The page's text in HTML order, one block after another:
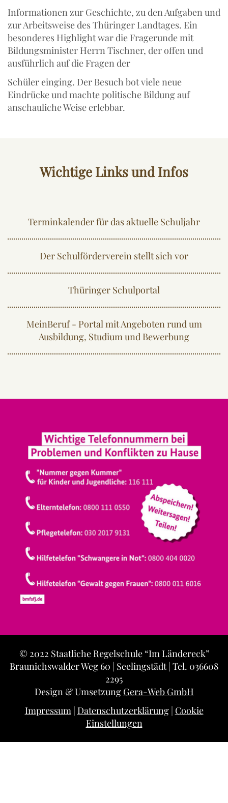
Informationen zur Geschichte, zu den Aufgaben und
zur Arbeitsweise des Thüringer Landtages. Ein
besonderes Highlight war die Fragerunde mit
Bildungsminister Herrn Tischner, der offen und
ausführlich auf die Fragen der
Schüler einging. Der Besuch bot viele neue
Eindrücke und machte politische Bildung auf
anschauliche Weise erlebbar.
Wichtige Links und Infos
Terminkalender für das aktuelle Schuljahr
Der Schulförderverein stellt sich vor
Thüringer Schulportal
MeinBeruf - Portal mit Angeboten rund um
Ausbildung, Studium und Bewerbung
© 2022 Staatliche Regelschule “Im Ländereck”
Braunichswalder Weg 60 | Seelingstädt | Tel. 036608
2295
Design & Umsetzung Gera-Web GmbH
Impressum| Datenschutzerklärung| Cookie
Einstellungen